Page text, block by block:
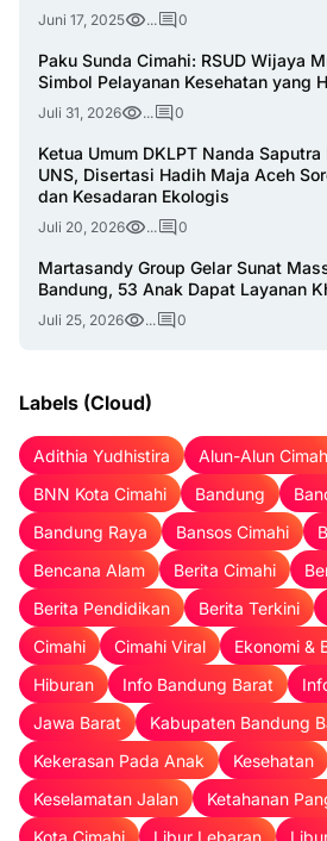
Juni 17, 2025 ... 0
Paku Sunda Cimahi: RSUD Wijaya
Simbol Pelayanan Kesehatan yang
Juli 31, 2026 ... 0
Ketua Umum DKLPT Nanda
UNS, Disertasi Hadih Maja Aceh
dan Kesadaran Ekologis
Juli 20, 2026 ... 0
Martasandy Group Gelar Sunat
Bandung, 53 Anak Dapat Layanan
Juli 25, 2026 ... 0
Labels (Cloud)
Adithia Yudhistira Alun-Alun
BNN Kota Cimahi
Bandung
Bandung Raya
Bansos Cimahi
Bencana Alam
Berita Cimahi
Berita Pendidikan
Berita Terkini
Cimahi
Cimahi Viral Ekonomi &
Hiburan
Info Bandung Barat
Jawa Barat
Kabupaten Bandung
Kekerasan Pada Anak
Kesehatan
Keselamatan Jalan
Ketahanan
Kota Cimahi
Libur Lebaran